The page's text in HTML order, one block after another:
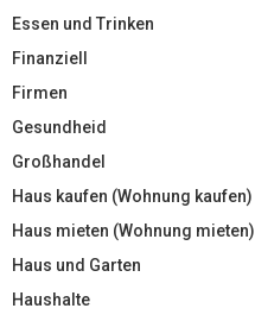
Essen und Trinken
Finanziell
Firmen
Gesundheid
Großhandel
Haus kaufen (Wohnung kaufen)
Haus mieten (Wohnung mieten)
Haus und Garten
Haushalte